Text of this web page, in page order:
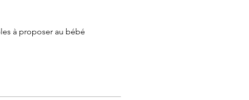
à proposer au bébé